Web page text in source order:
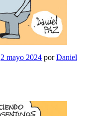
2 mayo 2024 porDaniel